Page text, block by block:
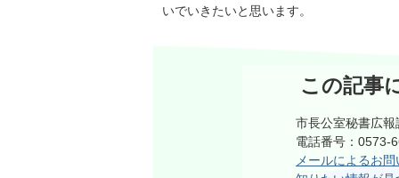
いでいきたいと思います。
この記事
市長公室秘書広報
電話番号：0573-
メールによるお